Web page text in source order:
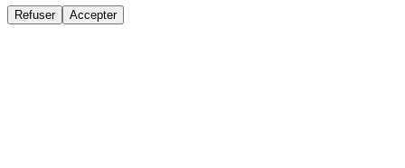
Refuser Accepter